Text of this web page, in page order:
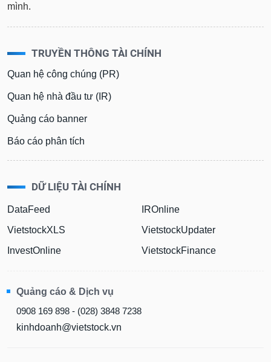
mình.
TRUYỀN THÔNG TÀI CHÍNH
Quan hệ công chúng (PR)
Quan hệ nhà đầu tư (IR)
Quảng cáo banner
Báo cáo phân tích
DỮ LIỆU TÀI CHÍNH
DataFeed
VietstockXLS
InvestOnline
IROnline
VietstockUpdater
VietstockFinance
Quảng cáo & Dịch vụ
0908 169 898 - (028) 3848 7238
kinhdoanh@vietstock.vn